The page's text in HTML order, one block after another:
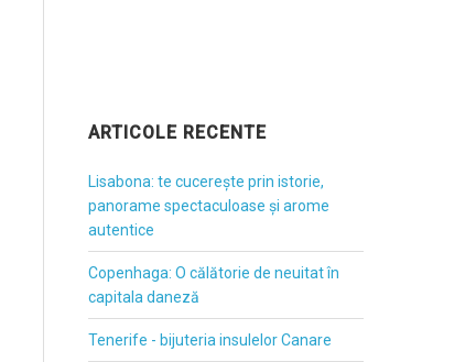
ARTICOLE RECENTE
Lisabona: te cucerește prin istorie,
panorame spectaculoase și arome
autentice
Copenhaga: O călătorie de neuitat în
capitala daneză
Tenerife - bijuteria insulelor Canare